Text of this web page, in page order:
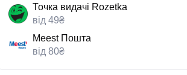
Точка видачі Rozetka
від 49₴
Meest Пошта
від 80₴